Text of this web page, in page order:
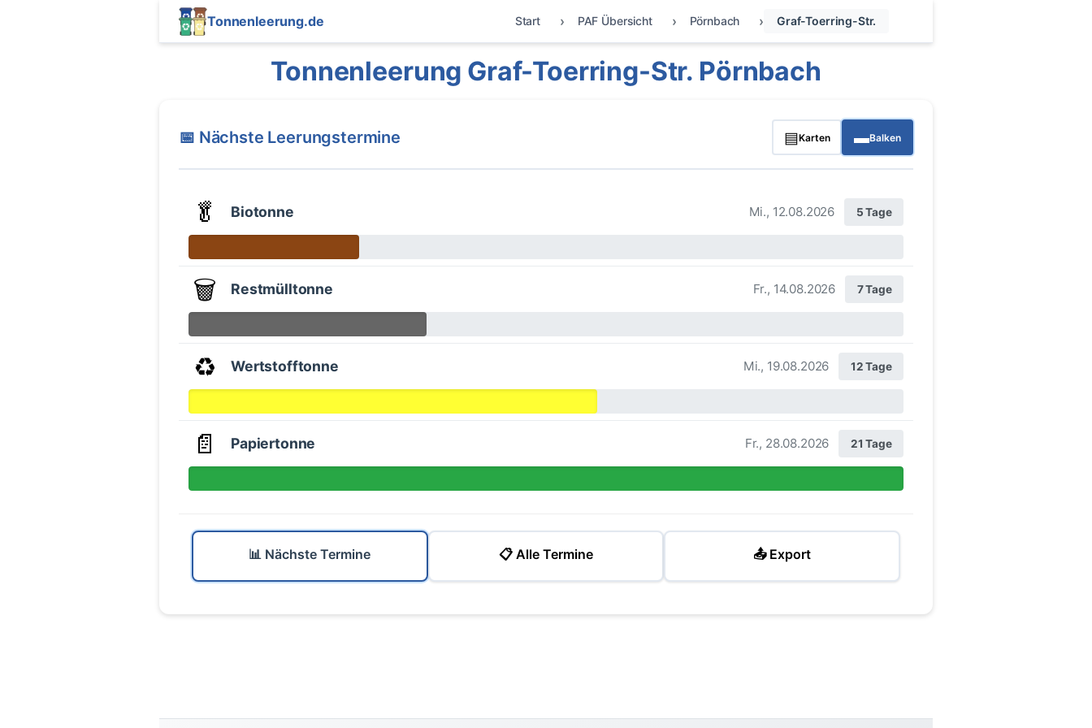
Tonnenleerung.de Start PAF Übersicht Pörnbach Graf-Toerring-Str.
Tonnenleerung Graf-Toerring-Str. Pörnbach
📅 Nächste Leerungstermine ▤Karten ▬Balken
🥬 Biotonne Mi., 12.08.2026 5 Tage
🗑️ Restmülltonne Fr., 14.08.2026 7 Tage
♻️ Wertstofftonne Mi., 19.08.2026 12 Tage
📄 Papiertonne Fr., 28.08.2026 21 Tage
📊 Nächste Termine 📋 Alle Termine 📤 Export